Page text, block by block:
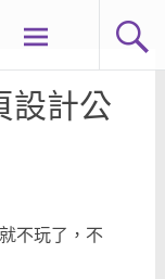
設計公
不玩了，不